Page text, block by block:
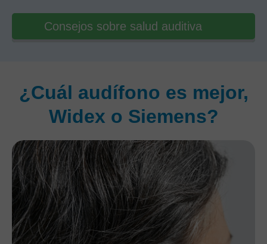
Consejos sobre salud auditiva
¿Cuál audífono es mejor,
Widex o Siemens?